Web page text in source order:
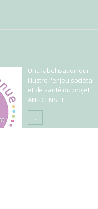
Une labellisation qui
illustre l'enjeu sociétal
et de santé du projet
ANR CENSE !
...